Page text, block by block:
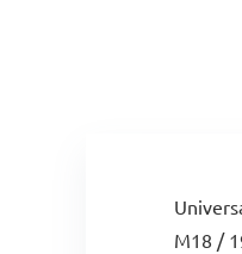
M18 /